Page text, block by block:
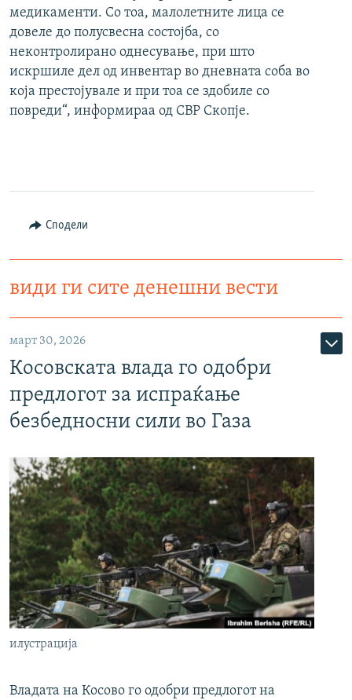
медикаменти. Со тоа, малолетните лица се
довеле до полусвесна состојба, со
неконтролирано однесување, при што
искршиле дел од инвентар во дневната соба во
која престојувале и при тоа се здобиле со
повреди“, информираа од СВР Скопје.
Сподели
види ги сите денешни вести
март 30, 2026
Косовската влада го одобри
предлогот за испраќање
безбедносни сили во Газа
илустрација
Владата на Косово го одобри предлогот на